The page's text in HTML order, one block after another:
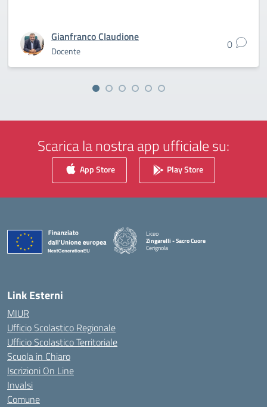
Gianfranco Claudione
Docente 0
Scarica la nostra app ufficiale su:
App Store Play Store
Liceo
Zingarelli - Sacro Cuore
Cerignola
— Visita la pagina iniziale della scuola
Link Esterni
MIUR
Ufficio Scolastico Regionale
Ufficio Scolastico Territoriale
Scuola in Chiaro
Iscrizioni On Line
Invalsi
Comune